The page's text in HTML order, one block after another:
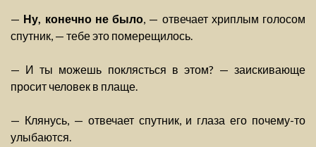
— Ну, конечно не было, — отвечает хриплым голосом
спутник, — тебе это померещилось.
— И ты можешь поклясться в этом? — заискивающе
просит человек в плаще.
— Клянусь, — отвечает спутник, и глаза его почему-то
улыбаются.